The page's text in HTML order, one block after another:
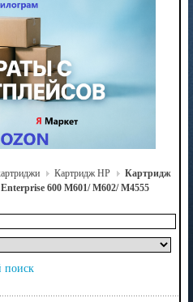
Картридж HP
Картридж
600 M601/ M602/ M4555
поиск